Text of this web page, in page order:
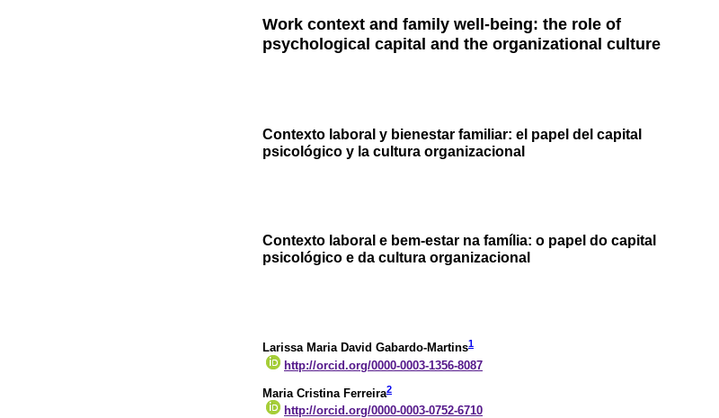
Work context and family well-being: the role of
psychological capital and the organizational culture
Contexto laboral y bienestar familiar: el papel del capital
psicológico y la cultura organizacional
Contexto laboral e bem-estar na família: o papel do capital
psicológico e da cultura organizacional
Larissa Maria David Gabardo-Martins1
http://orcid.org/0000-0003-1356-8087
Maria Cristina Ferreira2
http://orcid.org/0000-0003-0752-6710